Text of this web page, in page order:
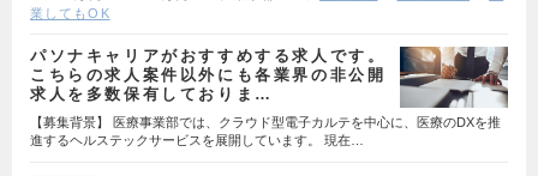
業してもOK
パソナキャリアがおすすめする求人です。
こちらの求人案件以外にも各業界の非公開
求人を多数保有しておりま…
【募集背景】 医療事業部では、クラウド型電子カルテを中心に、医療のDXを推
進するヘルステックサービスを展開しています。 現在…